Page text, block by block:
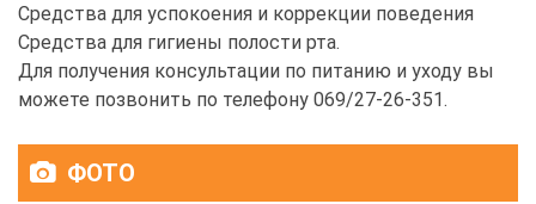
Средства для успокоения и коррекции поведения
Средства для гигиены полости рта.
Для получения консультации по питанию и уходу вы
можете позвонить по телефону 069/27-26-351.
ФОТО